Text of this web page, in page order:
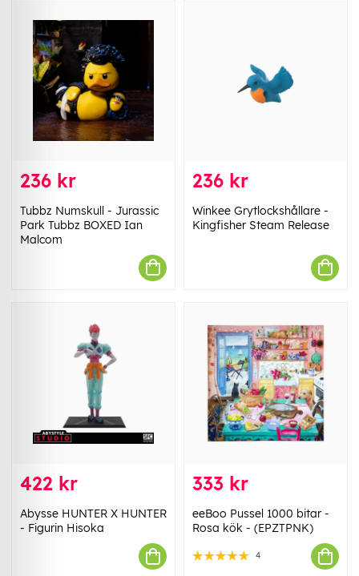
236 kr
Tubbz Numskull - Jurassic
Park Tubbz BOXED Ian
Malcom
236 kr
Winkee Grytlockshållare -
Kingfisher Steam Release
422 kr
Abysse HUNTER X HUNTER
- Figurin Hisoka
333 kr
eeBoo Pussel 1000 bitar -
Rosa kök - (EPZTPNK)
4